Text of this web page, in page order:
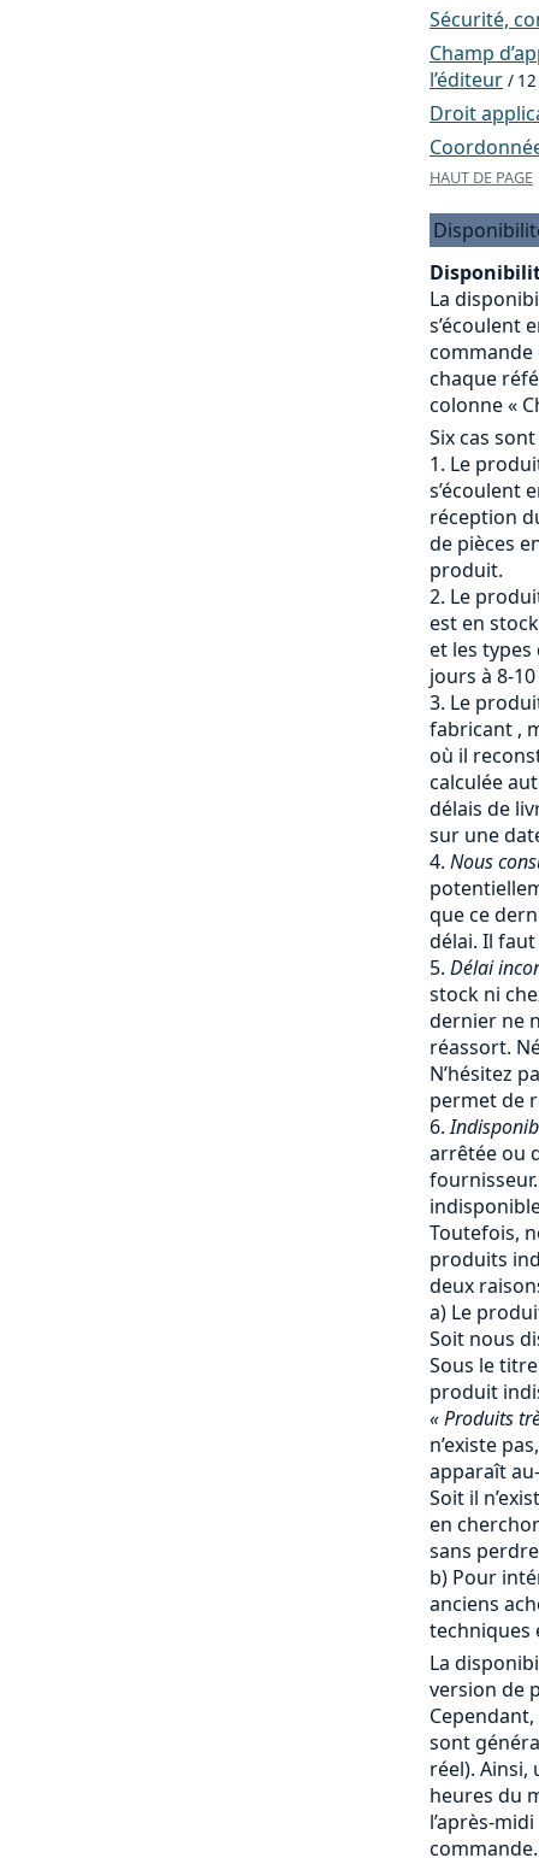
Sécurité,
Champ
l’éditeur / 12
Droit
HAUT DE PAGE
La
s’écoulent
commande
chaque
colonne «
Six cas
Le
s’écoulent
réception
de pièces
produit.
Le
est en
et les types
jours à 8-
Le
fabricant ,
où il
calculée
délais de
sur une
Nous
que ce
délai. Il
Délai
stock ni
dernier ne
réassort.
N’hésitez
permet de
arrêtée ou
Toutefois,
produits
deux
a) Le
Soit nous
Sous le
produit
« Produits
n’existe
apparaît
Soit il
en
sans
b) Pour
anciens
techniques
La
version de
sont
réel).
heures du
l’après-